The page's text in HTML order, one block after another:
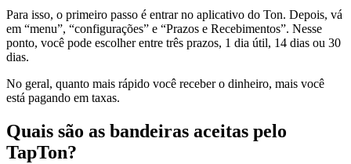
Para isso, o primeiro passo é entrar no aplicativo do Ton. Depois, vá
em “menu”, “configurações” e “Prazos e Recebimentos”. Nesse
ponto, você pode escolher entre três prazos, 1 dia útil, 14 dias ou 30
dias.
No geral, quanto mais rápido você receber o dinheiro, mais você
está pagando em taxas.
Quais são as bandeiras aceitas pelo
TapTon?